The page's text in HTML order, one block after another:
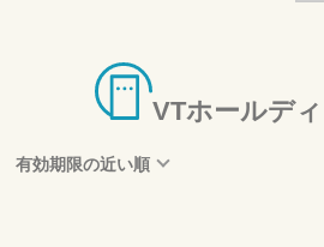
VTホールデ
有効期限の近い順